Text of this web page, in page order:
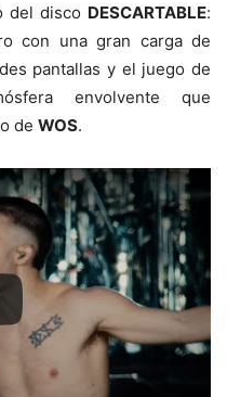
del disco DESCARTABLE:
con una gran carga de
pantallas y el juego de
envolvente que
de WOS.